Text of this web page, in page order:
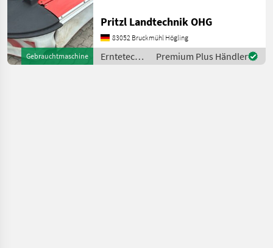
Gebrauchtmaschine
Schnitthöhenverstellung
sofort einsatzbereit sehr
leichtzügig Arbeitsbreite 2,
95 m Antriebssatz
1000U/min. 4 Tromm
Pritzl Landtechnik OHG
83052 Bruckmühl Högling
Erntetechnik
Grünland /
Premium Plus Händler